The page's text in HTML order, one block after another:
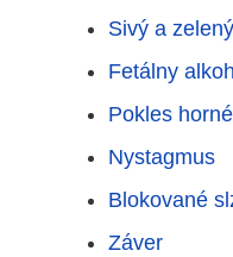
Sivý a
Fetálny
Pokles
Nystagmus
Blokované
Záver